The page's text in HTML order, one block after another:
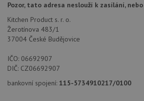
Pozor, tato adresa neslouží k zasílání,
Kitchen Product s. r. o.
Žerotínova 483/1
37004 České Budějovice
IČO: 06692907
DIČ: CZ06692907
bankovní spojení: 115-5734910217/0100